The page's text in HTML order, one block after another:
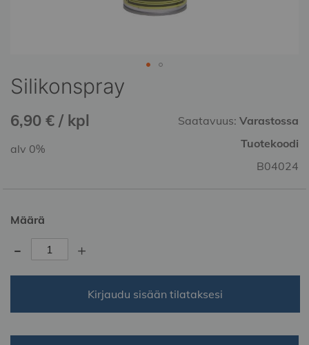
Silikonspray
6,90 € / kpl Saatavuus: Varastossa
Tuotekoodi
B04024
alv 0%
Määrä
- +
Kirjaudu sisään tilataksesi
Skip
to
the
beginning
of
gallery